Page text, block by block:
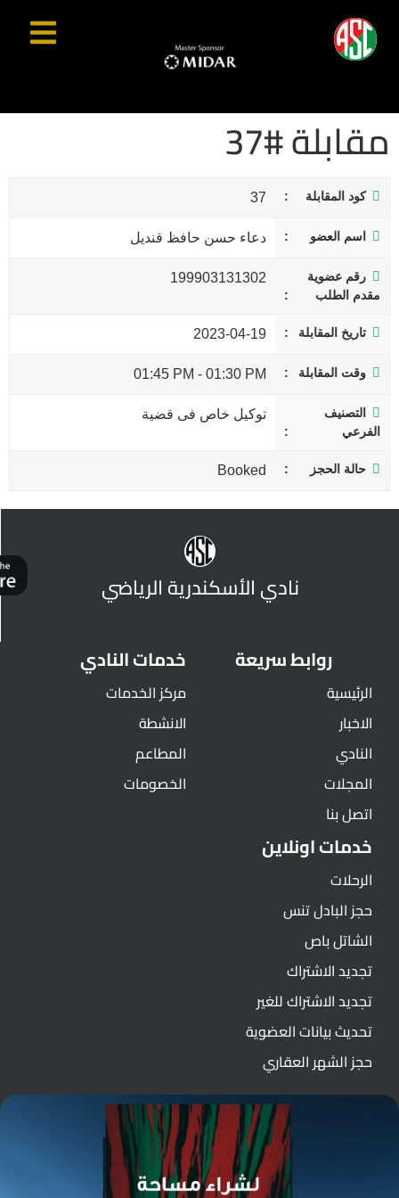
مقابلة #37
كود المقابلة 37
اسم العضو دعاء حسن حافظ قنديل
رقم عضوية
مقدم الطلب
199903131302
تاريخ المقابلة 2023-04-19
وقت المقابلة 01:30 PM
-
01:45 PM
التصنيف
الفرعي
توكيل خاص فى قضية
حالة الحجز Booked
نادي الأسكندرية الرياضي
روابط سريعة
الرئيسية
الاخبار
النادي
المجلات
اتصل بنا
خدمات النادي
مركز الخدمات
الانشطة
المطاعم
الخصومات
خدمات اونلاين
الرحلات
حجز البادل تنس
الشاتل باص
تجديد الاشتراك
تجديد الاشتراك للغير
تحديث بيانات العضوية
حجز الشهر العقاري